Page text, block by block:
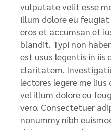
vulputate velit esse
illum dolore eu
eros et accumsan et
blandit. Typi non
est usus legentis in iis
claritatem.
lectores legere me
vel illum dolore eu
vero. Consectetuer
nonummy nibh